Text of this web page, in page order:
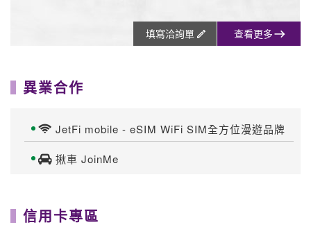
填寫洽詢單 查看更多
異業合作
JetFi mobile - eSIM WiFi SIM全方位漫遊品牌
揪車 JoinMe
信用卡專區